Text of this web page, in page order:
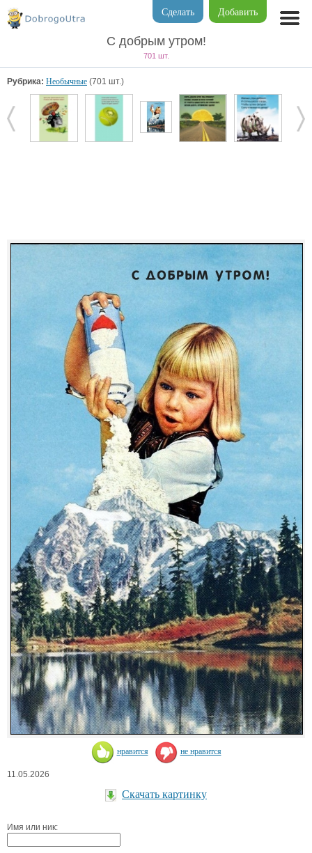
Добавить
Сделать
С добрым утром!
701 шт.
Рубрика: Необычные (701 шт.)
нравится не нравится
11.05.2026
Скачать картинку
Имя или ник: